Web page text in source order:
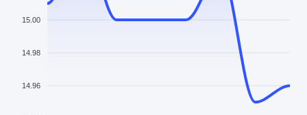
15.00
14.98
14.96